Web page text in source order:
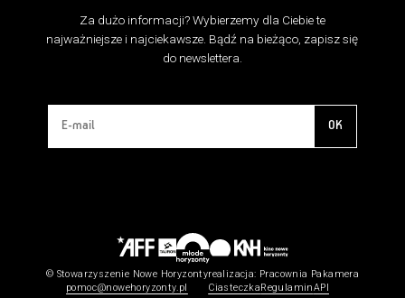
Za dużo informacji? Wybierzemy dla Ciebie te
najważniejsze i najciekawsze. Bądź na bieżąco, zapisz się
do newslettera.
OK
© Stowarzyszenie Nowe Horyzonty
pomoc@nowehoryzonty.pl
realizacja: Pracownia Pakamera
CiasteczkaRegulaminAPI